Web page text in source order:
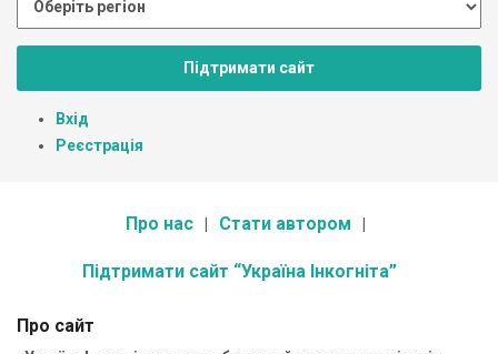
Підтримати сайт
Вхід
Реєстрація
Про нас Стати автором
Підтримати сайт “Україна Інкогніта”
Про сайт